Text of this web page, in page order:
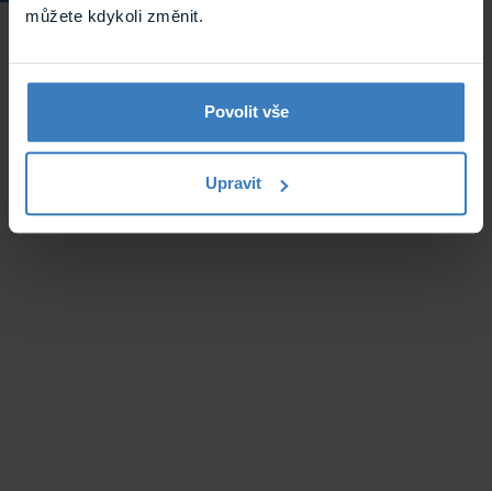
můžete kdykoli změnit.
Povolit vše
Upravit